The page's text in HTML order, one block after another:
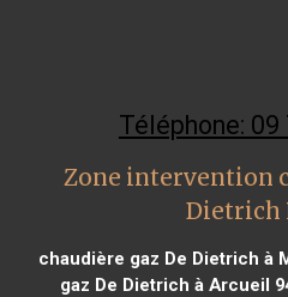
Téléphone: 09
Zone intervention
Dietrich
chaudière gaz De Dietrich à
gaz De Dietrich à Arcueil